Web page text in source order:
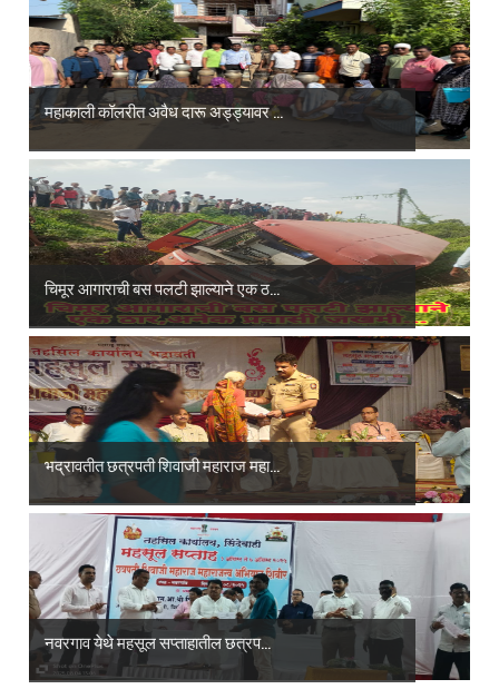
महाकाली कॉलरीत अवैध दारू अड्ड्यावर ...
चिमूर आगाराची बस पलटी झाल्याने एक ठ...
भद्रावतीत छत्रपती शिवाजी महाराज महा...
नवरगाव येथे महसूल सप्ताहातील छत्रप...